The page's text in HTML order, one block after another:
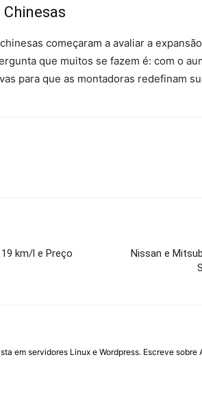
começaram a avaliar a
que muitos se fazem é: com o
para que as montadoras redefinam
km/l e Preço
Nissan e
em servidores Linux e Wordpress. Escreve